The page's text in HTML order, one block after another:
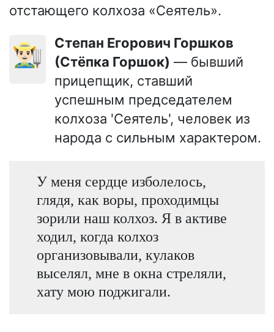
отстающего колхоза «Сеятель».
👨🏻‍🌾
Степан Егорович Горшков
(Стёпка Горшок) — бывший
прицепщик, ставший
успешным председателем
колхоза 'Сеятель', человек из
народа с сильным характером.
У меня сердце изболелось,
глядя, как воры, проходимцы
зорили наш колхоз. Я в активе
ходил, когда колхоз
организовывали, кулаков
выселял, мне в окна стреляли,
хату мою поджигали.